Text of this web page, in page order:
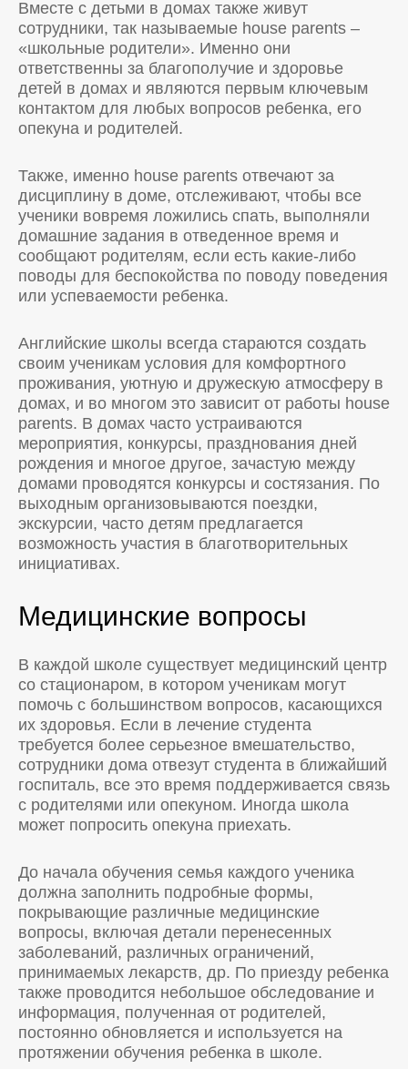
Вместе с детьми в домах также живут
сотрудники, так называемые house parents –
«школьные родители». Именно они
ответственны за благополучие и здоровье
детей в домах и являются первым ключевым
контактом для любых вопросов ребенка, его
опекуна и родителей.
Также, именно house parents отвечают за
дисциплину в доме, отслеживают, чтобы все
ученики вовремя ложились спать, выполняли
домашние задания в отведенное время и
сообщают родителям, если есть какие-либо
поводы для беспокойства по поводу поведения
или успеваемости ребенка.
Английские школы всегда стараются создать
своим ученикам условия для комфортного
проживания, уютную и дружескую атмосферу в
домах, и во многом это зависит от работы house
parents. В домах часто устраиваются
мероприятия, конкурсы, празднования дней
рождения и многое другое, зачастую между
домами проводятся конкурсы и состязания. По
выходным организовываются поездки,
экскурсии, часто детям предлагается
возможность участия в благотворительных
инициативах.
Медицинские вопросы
В каждой школе существует медицинский центр
со стационаром, в котором ученикам могут
помочь с большинством вопросов, касающихся
их здоровья. Если в лечение студента
требуется более серьезное вмешательство,
сотрудники дома отвезут студента в ближайший
госпиталь, все это время поддерживается связь
с родителями или опекуном. Иногда школа
может попросить опекуна приехать.
До начала обучения семья каждого ученика
должна заполнить подробные формы,
покрывающие различные медицинские
вопросы, включая детали перенесенных
заболеваний, различных ограничений,
принимаемых лекарств, др. По приезду ребенка
также проводится небольшое обследование и
информация, полученная от родителей,
постоянно обновляется и используется на
протяжении обучения ребенка в школе.